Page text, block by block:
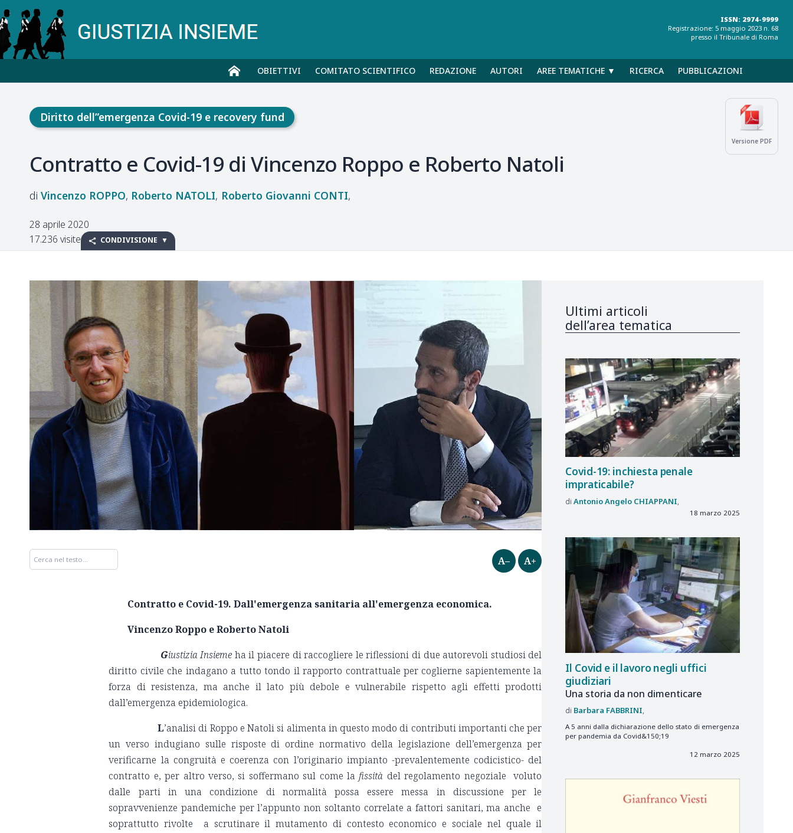
ISSN: 2974-9999
Registrazione: 5 maggio 2023 n. 68
presso il Tribunale di Roma
OBIETTIVI COMITATO SCIENTIFICO REDAZIONE AUTORI AREE TEMATICHE ▼ RICERCA PUBBLICAZIONI
Versione PDF
Diritto dell”emergenza Covid-19 e recovery fund
Contratto e Covid-19 di Vincenzo Roppo e Roberto Natoli
Vincenzo ROPPO Roberto NATOLI Roberto Giovanni CONTI
28 aprile 2020
17.236 visite
CONDIVISIONE
A– A+
Contratto e Covid-19. Dall'emergenza sanitaria all'emergenza economica.
Vincenzo Roppo e Roberto Natoli
Giustizia Insieme ha il piacere di raccogliere le riflessioni di due autorevoli studiosi del
diritto civile che indagano a tutto tondo il rapporto contrattuale per coglierne sapientemente la
forza di resistenza, ma anche il lato più debole e vulnerabile rispetto agli effetti prodotti
dall’emergenza epidemiologica.
L’analisi di Roppo e Natoli si alimenta in questo modo di contributi importanti che per
un verso indugiano sulle risposte di ordine normativo della legislazione dell’emergenza per
verificarne la congruità e coerenza con l’originario impianto -prevalentemente codicistico- del
contratto e, per altro verso, si soffermano sul come lafissità del regolamento negoziale voluto
dalle parti in una condizione di normalità possa essere messa in discussione per le
sopravvenienze pandemiche per l’appunto non soltanto correlate a fattori sanitari, ma anche e
soprattutto rivolte a scrutinare il mutamento di contesto economico e sociale nel quale il
Ultimi articoli
dell’area tematica
Covid-19: inchiesta penale
impraticabile?
Antonio Angelo CHIAPPANI
18 marzo 2025
Il Covid e il lavoro negli uffici
giudiziari
Una storia da non dimenticare
Barbara FABBRINI
A 5 anni dalla dichiarazione dello stato di emergenza
per pandemia da Covid&150;19
12 marzo 2025